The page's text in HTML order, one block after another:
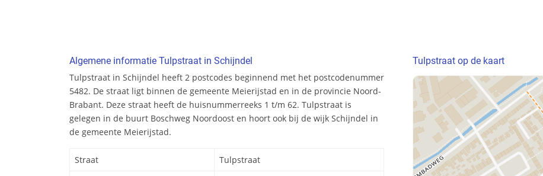
Algemene informatie Tulpstraat in Schijndel
Tulpstraat in Schijndel heeft 2 postcodes beginnend met het postcodenummer
5482. De straat ligt binnen de gemeente Meierijstad en in de provincie Noord-
Brabant. Deze straat heeft de huisnummerreeks 1 t/m 62. Tulpstraat is
gelegen in de buurt Boschweg Noordoost en hoort ook bij de wijk Schijndel in
de gemeente Meierijstad.
Straat
Tulpstraat
Tulpstraat op de kaart